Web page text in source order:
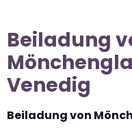
Beiladung
Venedig
Beiladung von